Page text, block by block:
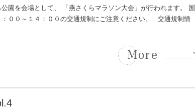
園を会場として、 「燕さくらマラソン大会」が行われます。 国
００～１４：００の交通規制にご注意ください。 交通規制情
More